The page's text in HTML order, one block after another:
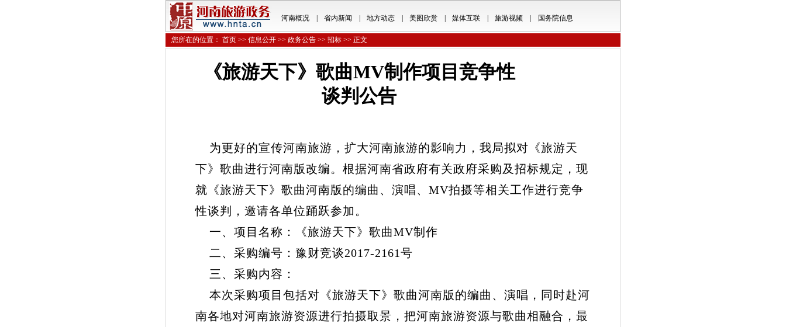
河南概况| 省内新闻 地方动态| 美图欣赏| 媒体互联| 旅游视频| 国务院信息
您所在的位置： 首页 >> 信息公开 >> 政务公告 >> 招标 >> 正文
《旅游天下》歌曲MV制作项目竞争性
谈判公告
为更好的宣传河南旅游，扩大河南旅游的影响力，我局拟对《旅游天
下》歌曲进行河南版改编。根据河南省政府有关政府采购及招标规定，现
就《旅游天下》歌曲河南版的编曲、演唱、MV拍摄等相关工作进行竞争
性谈判，邀请各单位踊跃参加。
一、项目名称：《旅游天下》歌曲MV制作
二、采购编号：豫财竞谈2017-2161号
三、采购内容：
本次采购项目包括对《旅游天下》歌曲河南版的编曲、演唱，同时赴河
南各地对河南旅游资源进行拍摄取景，把河南旅游资源与歌曲相融合，最